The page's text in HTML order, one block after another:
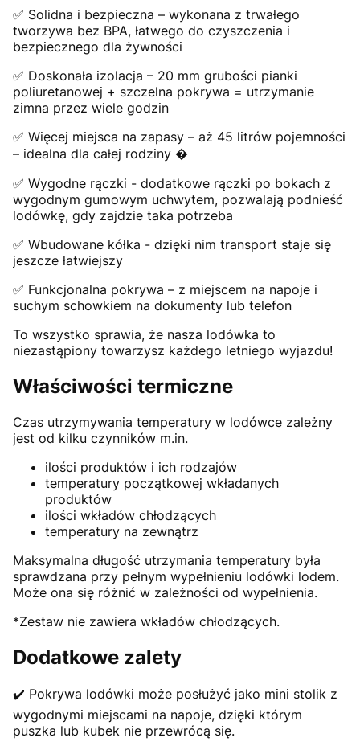
✅ Solidna i bezpieczna – wykonana z trwałego
tworzywa bez BPA, łatwego do czyszczenia i
bezpiecznego dla żywności
✅ Doskonała izolacja – 20 mm grubości pianki
poliuretanowej + szczelna pokrywa = utrzymanie
zimna przez wiele godzin
✅ Więcej miejsca na zapasy – aż 45 litrów pojemności
– idealna dla całej rodziny ‍�‍‍
✅ Wygodne rączki - dodatkowe rączki po bokach z
wygodnym gumowym uchwytem, pozwalają podnieść
lodówkę, gdy zajdzie taka potrzeba
✅ Wbudowane kółka - dzięki nim transport staje się
jeszcze łatwiejszy
✅ Funkcjonalna pokrywa – z miejscem na napoje i
suchym schowkiem na dokumenty lub telefon
To wszystko sprawia, że nasza lodówka to
niezastąpiony towarzysz każdego letniego wyjazdu!
Właściwości termiczne
Czas utrzymywania temperatury w lodówce zależny
jest od kilku czynników m.in.
ilości produktów i ich rodzajów
temperatury początkowej wkładanych
produktów
ilości wkładów chłodzących
temperatury na zewnątrz
Maksymalna długość utrzymania temperatury była
sprawdzana przy pełnym wypełnieniu lodówki lodem.
Może ona się różnić w zależności od wypełnienia.
*Zestaw nie zawiera wkładów chłodzących.
Dodatkowe zalety
✔️ Pokrywa lodówki może posłużyć jako mini stolik z
wygodnymi miejscami na napoje, dzięki którym
puszka lub kubek nie przewrócą się.